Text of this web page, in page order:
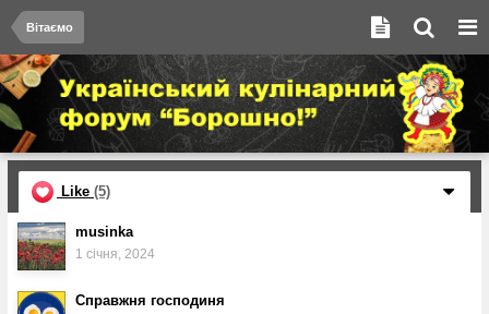
Вітаємо
Like (5)
musinka
1 січня, 2024
Справжня господиня